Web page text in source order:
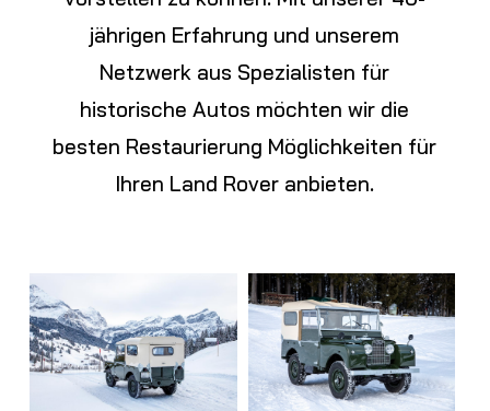
jährigen Erfahrung und unserem
Netzwerk aus Spezialisten für
historische Autos möchten wir die
besten Restaurierung Möglichkeiten für
Ihren Land Rover anbieten.